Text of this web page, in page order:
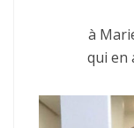
à
qui en